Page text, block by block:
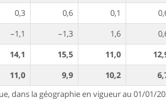
0,3 0,6 0,1
–1,1 –1,3 1,6
14,1 15,5 11,0
11,0 9,9 10,2
dans la géographie en vigueur au 01/01/